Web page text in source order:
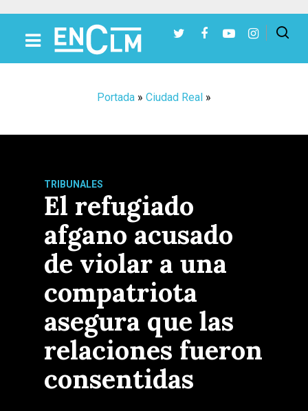
Portada » Ciudad Real »
TRIBUNALES
El refugiado
afgano acusado
de violar a una
compatriota
asegura que las
relaciones fueron
consentidas